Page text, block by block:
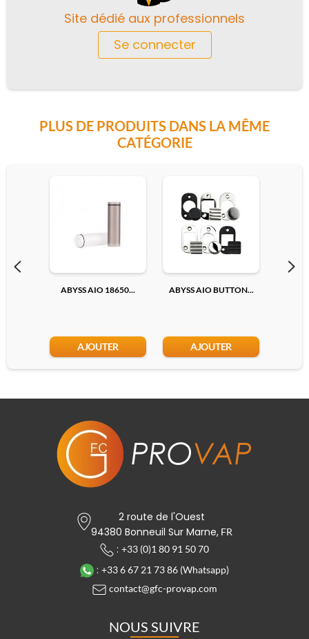
Site dédié aux professionnels
Se connecter
PLUS DE PRODUITS DANS LA MÊME
CATÉGORIE
ABYSS AIO 18650...
AJOUTER
ABYSS AIO BUTTON...
AJOUTER
2 route de l'Ouest
94380 Bonneuil Sur Marne,FR
: +33 (0)1 80 91 50 70
: +33 6 67 21 73 86 (Whatsapp)
contact@gfc-provap.com
NOUS SUIVRE